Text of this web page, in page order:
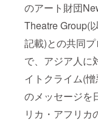
のアート財団
Theatre Group(
記載)との共同プ
で、アジア人に
イトクライム(
のメッセージを
リカ・アフリカ